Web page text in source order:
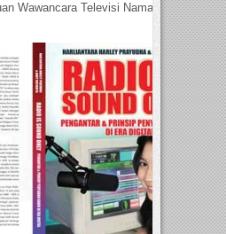
Wawancara Televisi Nama